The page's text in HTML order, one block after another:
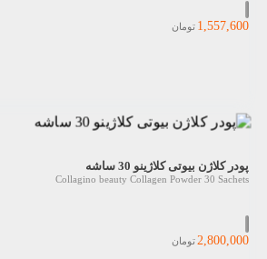
1,557,600 تومان
پودر کلاژن بیوتی کلاژینو 30 ساشه
Collagino beauty Collagen Powder 30 Sachets
2,800,000تومان